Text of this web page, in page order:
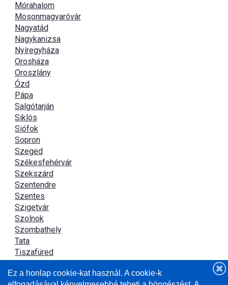
Mórahalom
Mosonmagyaróvár
Nagyatád
Nagykanizsa
Nyíregyháza
Orosháza
Oroszlány
Ózd
Pápa
Salgótarján
Siklós
Siófok
Sopron
Szeged
Székesfehérvár
Szekszárd
Szentendre
Szentes
Szigetvár
Szolnok
Szombathely
Tata
Tiszafüred
Újszász
Ez a honlap cookie-kat használ. A cookie-k